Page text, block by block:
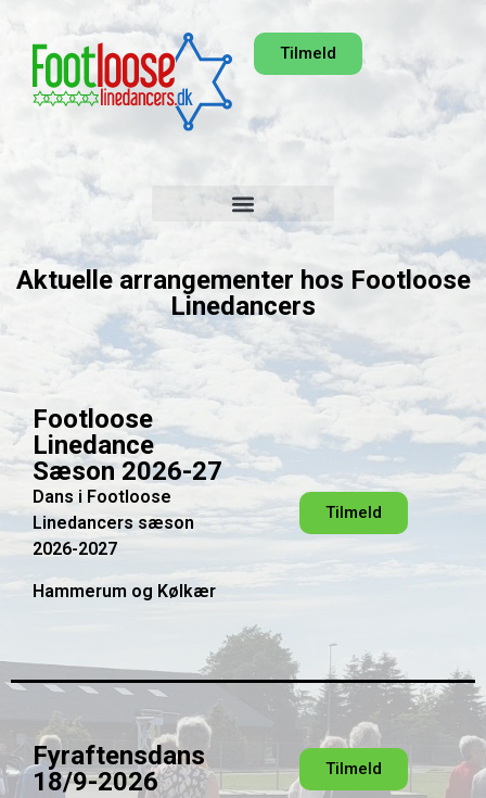
Tilmeld
Aktuelle arrangementer hos Footloose
Linedancers
Footloose
Linedance
Sæson 2026-27
Dans i Footloose
Linedancers sæson
2026-2027
Hammerum og Kølkær
Tilmeld
Fyraftensdans
18/9-2026
Tilmeld